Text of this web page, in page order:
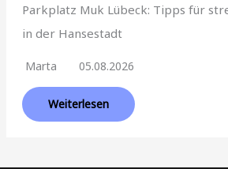
Parkplatz Muk Lübeck: Tipps für
in der Hansestadt
Marta 05.08.2026
Weiterlesen